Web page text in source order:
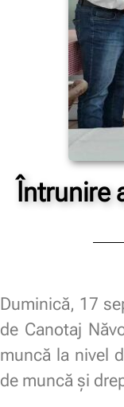
Întrunire
Duminică, 17
de Canotaj
muncă la nivel
de muncă și